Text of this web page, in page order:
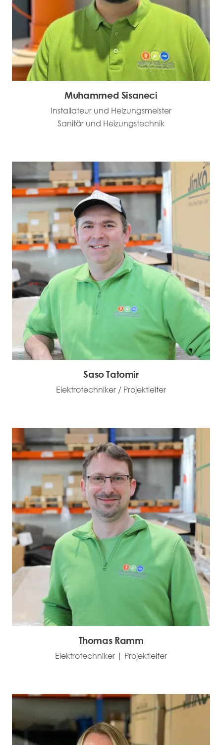
Muhammed Sisaneci
Installateur und Heizungsmeister
Sanitär und Heizungstechnik
Saso Tatomir
Elektrotechniker / Projektleiter
Thomas Ramm
Elektrotechniker | Projektleiter